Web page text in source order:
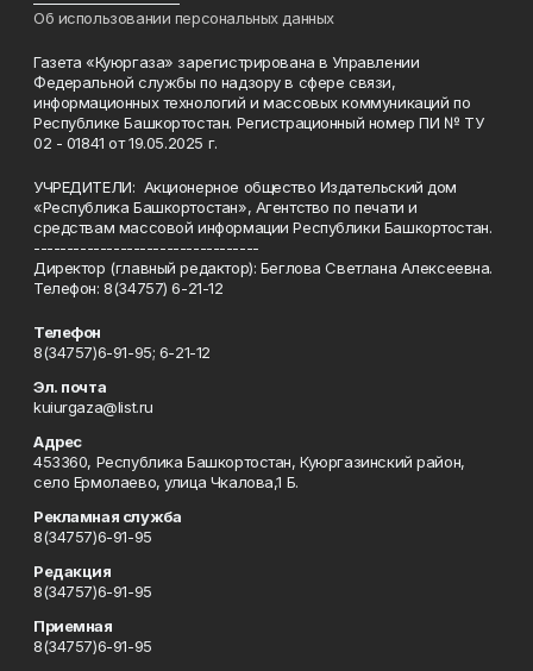
Об использовании персональных данных
Газета «Куюргаза» зарегистрирована в Управлении
Федеральной службы по надзору в сфере связи,
информационных технологий и массовых коммуникаций по
Республике Башкортостан. Регистрационный номер ПИ № ТУ
02 - 01841 от 19.05.2025 г.
УЧРЕДИТЕЛИ: Акционерное общество Издательский дом
«Республика Башкортостан», Агентство по печати и
средствам массовой информации Республики Башкортостан.
----------------------------------
Директор (главный редактор): Беглова Светлана Алексеевна.
Телефон: 8(34757) 6-21-12
Телефон
8(34757)6-91-95; 6-21-12
Эл. почта
kuiurgaza@list.ru
Адрес
453360, Республика Башкортостан, Куюргазинский район,
село Ермолаево, улица Чкалова,1 Б.
Рекламная служба
8(34757)6-91-95
Редакция
8(34757)6-91-95
Приемная
8(34757)6-91-95